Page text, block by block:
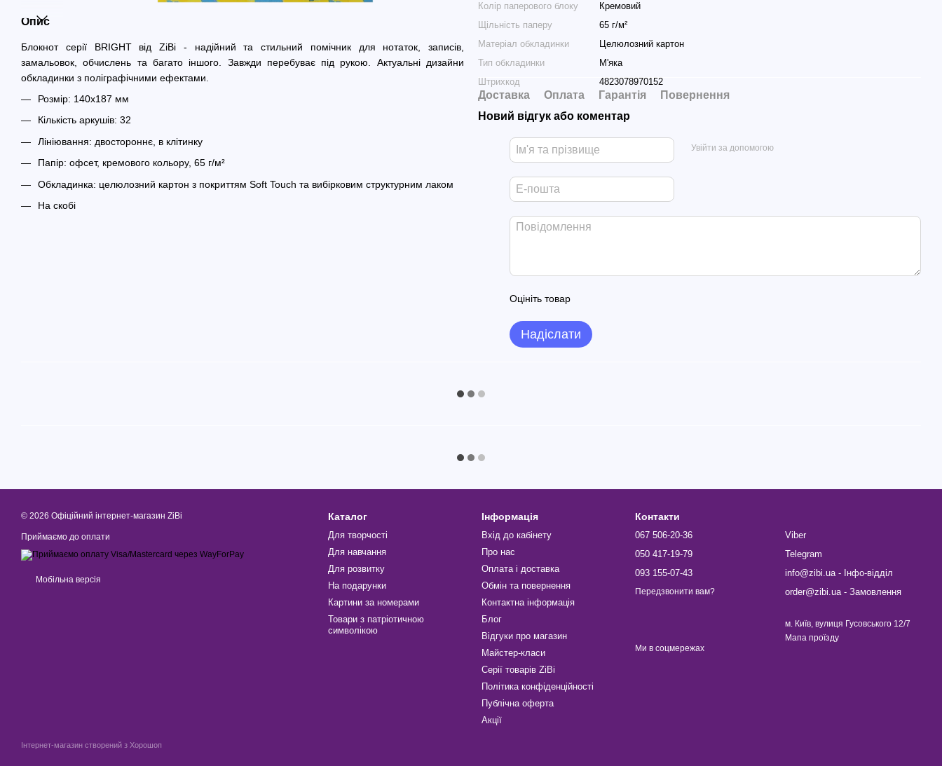
Опис
Блокнот серії BRIGHT від ZiBi - надійний та стильний помічник для нотаток, записів,
замальовок, обчислень та багато іншого. Завжди перебуває під рукою. Актуальні дизайни
обкладинки з поліграфічними ефектами.
Розмір: 140x187 мм
Кількість аркушів: 32
Лініювання: двостороннє, в клітинку
Папір: офсет, кремового кольору, 65 г/м²
Обкладинка: целюлозний картон з покриттям Soft Touch та вибірковим структурним лаком
На скобі
Колір паперового блоку
Кремовий
Щільність паперу
65 г/м²
Матеріал обкладинки
Целюлозний картон
Тип обкладинки
М'яка
Штрихкод
4823078970152
Доставка Оплата Гарантія
Повернення
Новий відгук або коментар
Увійти за допомогою
Оцініть товар
Надіслати
© 2026 Офіційний інтернет-магазин ZiBi
Приймаємо до оплати
Мобільна версія
Інтернет-магазин створений з Хорошоп
Каталог
Для творчості
Для навчання
Для розвитку
На подарунки
Картини за номерами
Товари з патріотичною
символікою
Інформація
Вхід до кабінету
Про нас
Оплата і доставка
Обмін та повернення
Контактна інформація
Блог
Відгуки про магазин
Майстер-класи
Серії товарів ZiBi
Політика конфіденційності
Публічна оферта
Акції
Контакти
067 506-20-36
050 417-19-79
093 155-07-43
Передзвонити вам?
Viber
Telegram
info@zibi.ua - Інфо-відділ
order@zibi.ua - Замовлення
м. Київ, вулиця Гусовського 12/7
Мапа проїзду
Ми в соцмережах